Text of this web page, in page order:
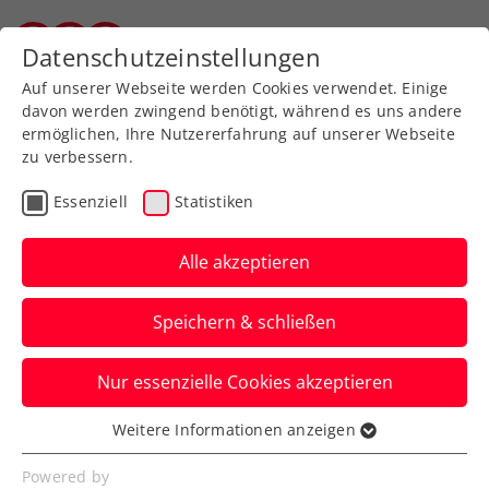
Zurück zur Newsübersicht
Turniere
Erfolgreiche STV Jugend
Das KAT 2 Turnier in Haid (OÖ) brachte
viele Podiumsplätze
Verfasst von: , 01.04.2026
Datenschutzeinstellungen
Auf unserer Webseite werden Cookies verwendet. Einige
davon werden zwingend benötigt, während es uns andere
ermöglichen, Ihre Nutzererfahrung auf unserer Webseite
zu verbessern.
Essenziell Statistiken
Alle akzeptieren
Speichern & schließen
Nur essenzielle Cookies akzeptieren
Essenziell
Essenzielle Cookies werden für grundlegende
Weitere Informationen anzeigen
Powered by